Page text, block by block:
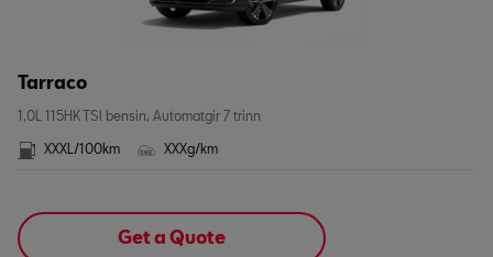
Tarraco
1,0L 115HK TSI bensin, Automatgir 7 trinn
XXXL/100km XXXg/km
Get a Quote